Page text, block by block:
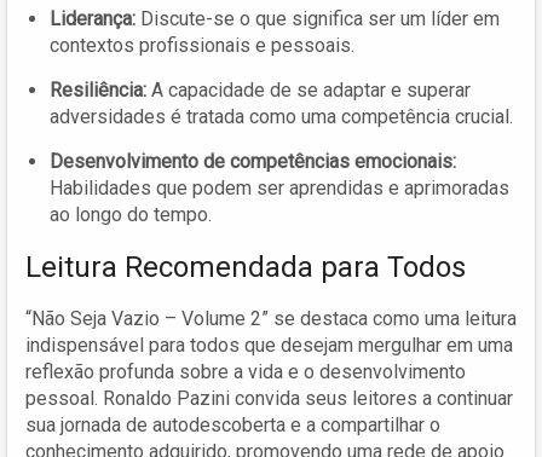
Liderança: Discute-se o que significa ser um líder em
contextos profissionais e pessoais.
Resiliência: A capacidade de se adaptar e superar
adversidades é tratada como uma competência crucial.
Desenvolvimento de competências emocionais:
Habilidades que podem ser aprendidas e aprimoradas
ao longo do tempo.
Leitura Recomendada para Todos
“Não Seja Vazio – Volume 2” se destaca como uma leitura
indispensável para todos que desejam mergulhar em uma
reflexão profunda sobre a vida e o desenvolvimento
pessoal. Ronaldo Pazini convida seus leitores a continuar
sua jornada de autodescoberta e a compartilhar o
conhecimento adquirido, promovendo uma rede de apoio